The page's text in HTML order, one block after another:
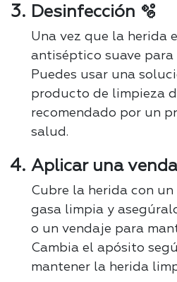
Desinfección 🫧
Una vez que la herida
antiséptico suave para
Puedes usar una
producto de limpieza
recomendado por un
salud.
Aplicar una
Cubre la herida con
gasa limpia y
o un vendaje para
Cambia el apósito
mantener la herida